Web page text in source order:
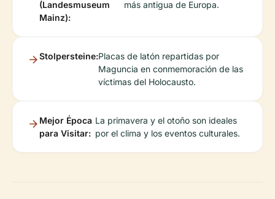
(Landesmuseum
Mainz):
más antigua de Europa.
Stolpersteine:Placas de latón repartidas por
Maguncia en conmemoración de las
víctimas del Holocausto.
Mejor Época
para Visitar:
La primavera y el otoño son ideales
por el clima y los eventos culturales.